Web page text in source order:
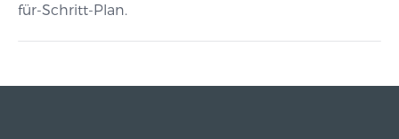
für-Schritt-Plan.